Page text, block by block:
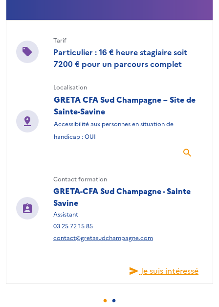
Tarif
Particulier : 16 € heure stagiaire soit
7200 € pour un parcours complet
Localisation
GRETA CFA Sud Champagne – Site de
Sainte-Savine
Accessibilité aux personnes en situation de
handicap : OUI
Contact formation
GRETA-CFA Sud Champagne - Sainte
Savine
Assistant
03 25 72 15 85
contact@gretasudchampagne.com
Je suis intéressé